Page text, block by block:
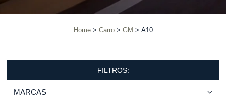
Home Carro GM A10
FILTROS:
MARCAS